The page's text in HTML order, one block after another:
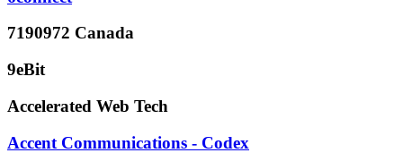
7190972 Canada
9eBit
Accelerated Web Tech
Accent Communications - Codex